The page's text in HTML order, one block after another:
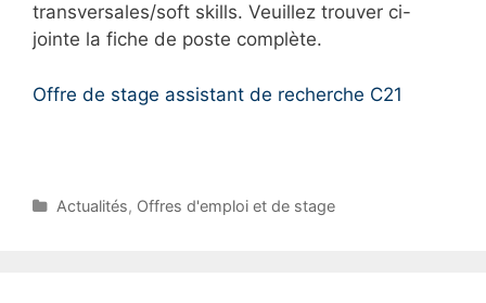
transversales/soft skills. Veuillez trouver ci-
jointe la fiche de poste complète.
Offre de stage assistant de recherche C21
C
Actualités, Offres d'emploi et de stage